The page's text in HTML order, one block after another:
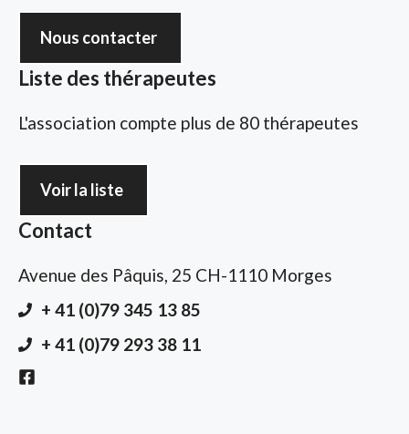
Nous contacter
Liste des thérapeutes
L'association compte plus de 80 thérapeutes
Voir la liste
Contact
Avenue des Pâquis, 25 CH-1110 Morges
+ 41 (0)79 345 13 85
+ 41 (0)79 293 38 11